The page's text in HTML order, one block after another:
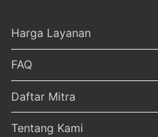
Harga Layanan
FAQ
Daftar Mitra
Tentang Kami